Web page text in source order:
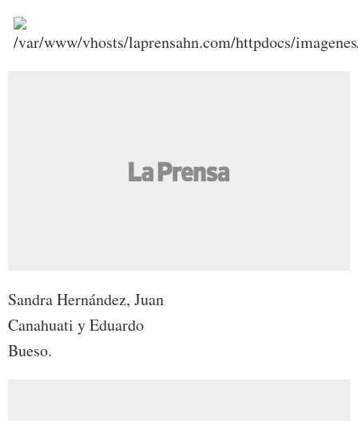
Sandra Hernández, Juan
Canahuati y Eduardo
Bueso.